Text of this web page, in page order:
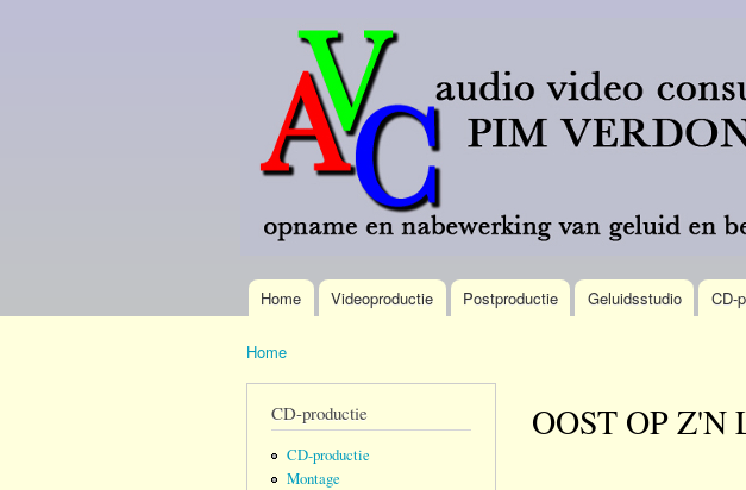
AVC
Pim
Verdonk
omroep-
brede
ervaring.
Hoofdmenu
Home Videoproductie Postproductie Geluidsstudio CD-
Home
CD-productie
CD-productie
Montage
OOST OP Z'N